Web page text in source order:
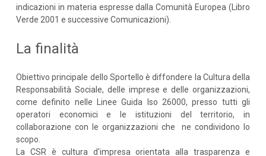
indicazioni in materia espresse dalla Comunità Europea (Libro
Verde 2001 e successive Comunicazioni).
La finalità
Obiettivo principale dello Sportello è diffondere la Cultura della
Responsabilità Sociale, delle imprese e delle organizzazioni,
come definito nelle Linee Guida Iso 26000, presso tutti gli
operatori economici e le istituzioni del territorio, in
collaborazione con le organizzazioni che ne condividono lo
scopo.
La CSR è cultura d'impresa orientata alla trasparenza e